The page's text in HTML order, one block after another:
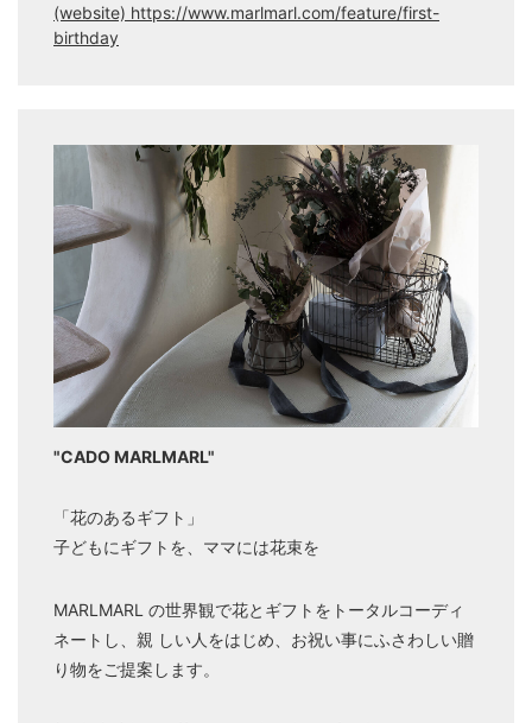
(website) https://www.marlmarl.com/feature/first-
birthday
"CADO MARLMARL"
「花のあるギフト」
子どもにギフトを、ママには花束を
MARLMARL の世界観で花とギフトをトータルコーディ
ネートし、親 しい人をはじめ、お祝い事にふさわしい贈
り物をご提案します。